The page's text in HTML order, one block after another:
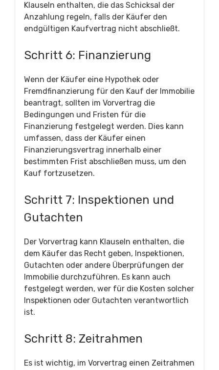
Klauseln enthalten, die das Schicksal der
Anzahlung regeln, falls der Käufer den
endgültigen Kaufvertrag nicht abschließt.
Schritt 6: Finanzierung
Wenn der Käufer eine Hypothek oder
Fremdfinanzierung für den Kauf der Immobilie
beantragt, sollten im Vorvertrag die
Bedingungen und Fristen für die
Finanzierung festgelegt werden. Dies kann
umfassen, dass der Käufer einen
Finanzierungsvertrag innerhalb einer
bestimmten Frist abschließen muss, um den
Kauf fortzusetzen.
Schritt 7: Inspektionen und
Gutachten
Der Vorvertrag kann Klauseln enthalten, die
dem Käufer das Recht geben, Inspektionen,
Gutachten oder andere Überprüfungen der
Immobilie durchzuführen. Es kann auch
festgelegt werden, wer für die Kosten solcher
Inspektionen oder Gutachten verantwortlich
ist.
Schritt 8: Zeitrahmen
Es ist wichtig, im Vorvertrag einen Zeitrahmen